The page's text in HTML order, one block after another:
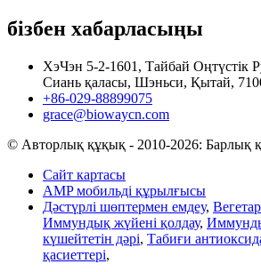
бізбен хабарласыңы
ХэЧэн 5-2-1601, Тайбай Оңтүстік
Сиань қаласы, Шэньси, Қытай,
+86-029-88899075
grace@biowaycn.com
© Авторлық құқық - 2010-2026: Барлық
Сайт картасы
AMP мобильді құрылғысы
Дәстүрлі шөптермен емдеу,
Иммундық жүйені қолдау,
күшейтетін дәрі, Табиғи
қасиеттері,